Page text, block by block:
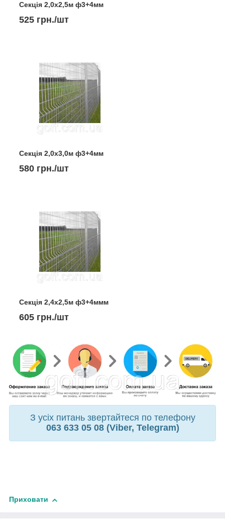
Секція 2,0х2,5м ф3+4мм
525 грн./шт
Секція 2,0х3,0м ф3+4мм
580 грн./шт
Секція 2,4х2,5м ф3+4ммм
605 грн./шт
З усіх питань звертайтеся по телефону
063 633 05 08 (Viber, Telegram)
Приховати